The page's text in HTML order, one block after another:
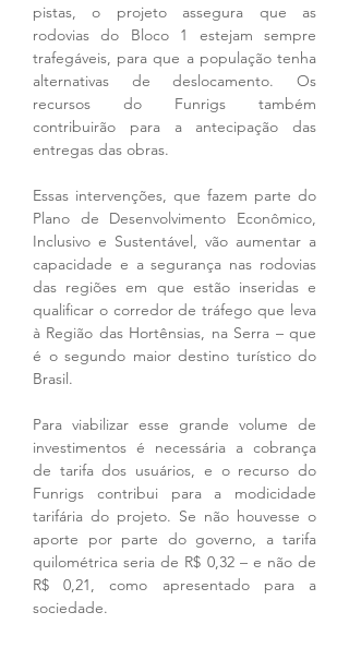
pistas, o projeto assegura que as
rodovias do Bloco 1 estejam sempre
trafegáveis, para que a população tenha
alternativas de deslocamento. Os
recursos do Funrigs também
contribuirão para a antecipação das
entregas das obras.
Essas intervenções, que fazem parte do
Plano de Desenvolvimento Econômico,
Inclusivo e Sustentável, vão aumentar a
capacidade e a segurança nas rodovias
das regiões em que estão inseridas e
qualificar o corredor de tráfego que leva
à Região das Hortênsias, na Serra – que
é o segundo maior destino turístico do
Brasil.
Para viabilizar esse grande volume de
investimentos é necessária a cobrança
de tarifa dos usuários, e o recurso do
Funrigs contribui para a modicidade
tarifária do projeto. Se não houvesse o
aporte por parte do governo, a tarifa
quilométrica seria de R$ 0,32 – e não de
R$ 0,21, como apresentado para a
sociedade.